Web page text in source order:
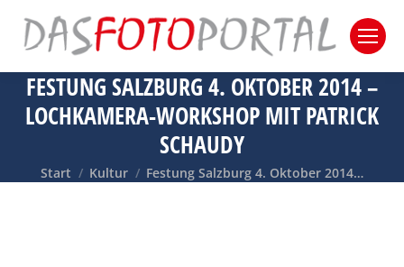
FESTUNG SALZBURG 4. OKTOBER 2014 –
LOCHKAMERA-WORKSHOP MIT PATRICK
SCHAUDY
Sie befinden sich hier:
Start Kultur Festung Salzburg 4. Oktober 2014…